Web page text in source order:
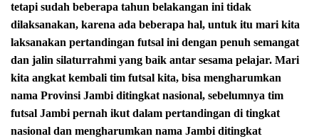
tetapi sudah beberapa tahun belakangan ini tidak
dilaksanakan, karena ada beberapa hal, untuk itu mari kita
laksanakan pertandingan futsal ini dengan penuh semangat
dan jalin silaturrahmi yang baik antar sesama pelajar. Mari
kita angkat kembali tim futsal kita, bisa mengharumkan
nama Provinsi Jambi ditingkat nasional, sebelumnya tim
futsal Jambi pernah ikut dalam pertandingan di tingkat
nasional dan mengharumkan nama Jambi ditingkat